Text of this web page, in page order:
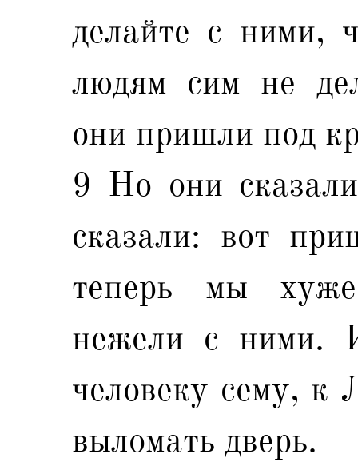
делайте с ними,
людям сим не
они пришли под
9 Но они
сказали: вот
теперь мы
нежели с ними.
человеку сему, к
выломать дверь.